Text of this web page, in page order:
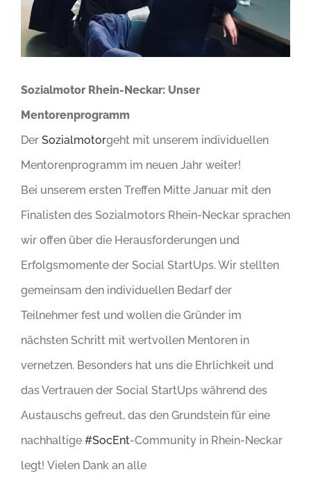
Sozialmotor Rhein-Neckar: Unser
Mentorenprogramm
Der Sozialmotorgeht mit unserem individuellen
Mentorenprogramm im neuen Jahr weiter!
Bei unserem ersten Treffen Mitte Januar mit den
Finalisten des Sozialmotors Rhein-Neckar sprachen
wir offen über die Herausforderungen und
Erfolgsmomente der Social StartUps. Wir stellten
gemeinsam den individuellen Bedarf der
Teilnehmer fest und wollen die Gründer im
nächsten Schritt mit wertvollen Mentoren in
vernetzen. Besonders hat uns die Ehrlichkeit und
das Vertrauen der Social StartUps während des
Austauschs gefreut, das den Grundstein für eine
nachhaltige #SocEnt-Community in Rhein-Neckar
legt! Vielen Dank an alle